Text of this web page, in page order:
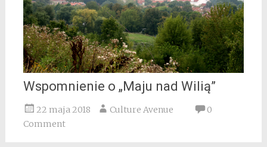
Wspomnienie o „Maju nad Wilią”
22 maja 2018 Culture Avenue
0
Comment